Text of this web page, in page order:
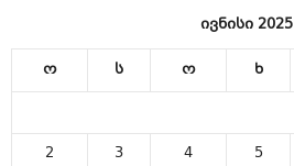
ივნისი 2025
ო ს ო ხ
2
3 4 5